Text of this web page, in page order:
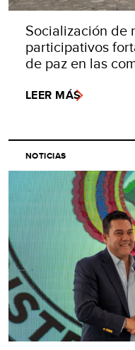
Socialización de
participativos
de paz en las
LEER MÁS
NOTICIAS